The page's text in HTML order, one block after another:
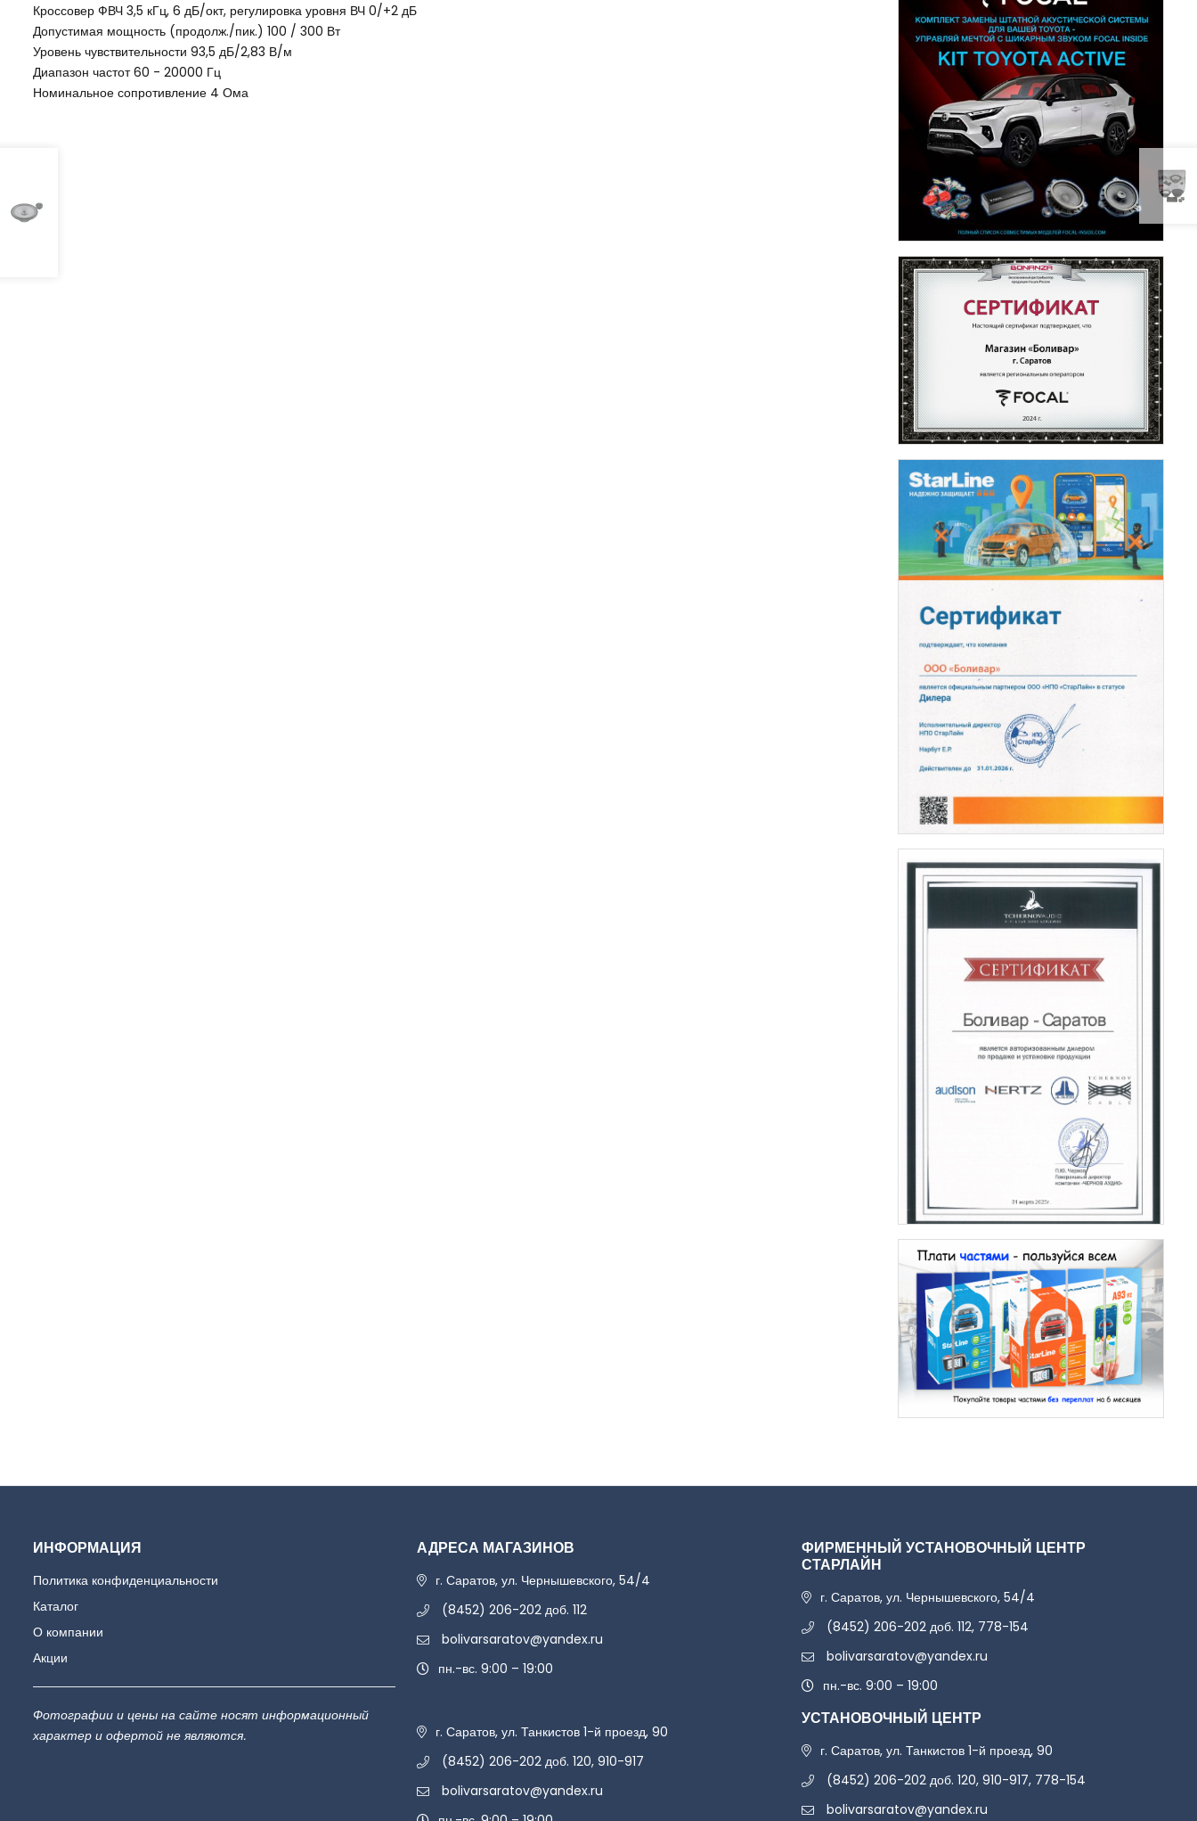
Кроссовер ФВЧ 3,5 кГц, 6 дБ/окт, регулировка уровня ВЧ 0/+2 дБ
Допустимая мощность (продолж./пик.) 100 / 300 Вт
Уровень чувствительности 93,5 дБ/2,83 В/м
Диапазон частот 60 - 20000 Гц
Номинальное сопротивление 4 Ома
ИНФОРМАЦИЯ
Политика конфиденциальности
Каталог
О компании
Акции
Фотографии и цены на сайте носят информационный
характер и офертой не являются.
АДРЕСА МАГАЗИНОВ
г. Саратов, ул. Чернышевского, 54/4
(8452) 206-202 доб. 112
bolivarsaratov@yandex.ru
пн.-вс. 9:00 – 19:00
г. Саратов, ул. Танкистов 1-й проезд, 90
(8452) 206-202 доб. 120, 910-917
bolivarsaratov@yandex.ru
ФИРМЕННЫЙ УСТАНОВОЧНЫЙ ЦЕНТР
СТАРЛАЙН
г. Саратов, ул. Чернышевского, 54/4
(8452) 206-202 доб. 112, 778-154
bolivarsaratov@yandex.ru
пн.-вс. 9:00 – 19:00
УСТАНОВОЧНЫЙ ЦЕНТР
г. Саратов, ул. Танкистов 1-й проезд, 90
(8452) 206-202 доб. 120, 910-917, 778-154
bolivarsaratov@yandex.ru